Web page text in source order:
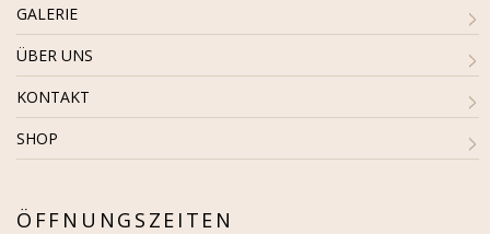
GALERIE
ÜBER UNS
KONTAKT
SHOP
ÖFFNUNGSZEITEN